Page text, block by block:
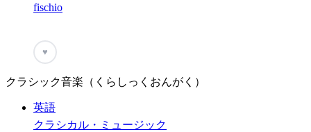
fischio
♥
クラシック音楽（くらしっくおんがく）
英語
クラシカル・ミュージック